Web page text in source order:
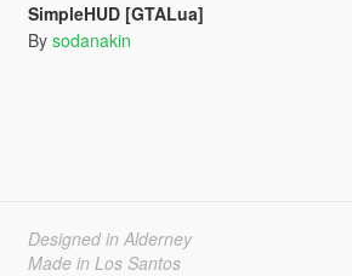
SimpleHUD [GTALua]
By sodanakin
Designed in Alderney
Made in Los Santos